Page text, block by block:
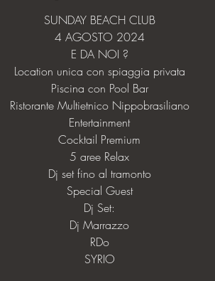
SUNDAY BEACH CLUB
4 AGOSTO 2024
E DA NOI ?
Location unica con spiaggia privata
Piscina con Pool Bar
Ristorante Multietnico Nippobrasiliano
Entertainment
Cocktail Premium
5 aree Relax
Dj set fino al tramonto
Special Guest
Dj Set:
Dj Marrazzo
RDo
SYRIO